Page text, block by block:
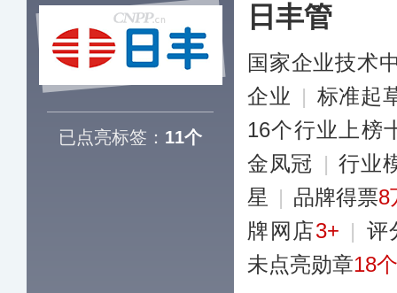
市政、家装、暖
下营销服务网点
区。更多
已点亮标签： 11个
日丰管
国家企业技术
企业 | 标准起
16个行业上榜
金凤冠 | 行业
星 | 品牌得票8
牌网店3+ | 评
未点亮勋章18个